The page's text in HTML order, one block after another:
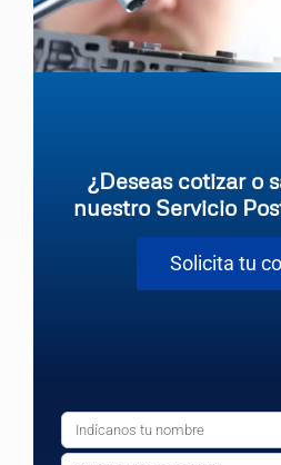
¿Deseas cotizar o
nuestro Servicio
Solicita tu